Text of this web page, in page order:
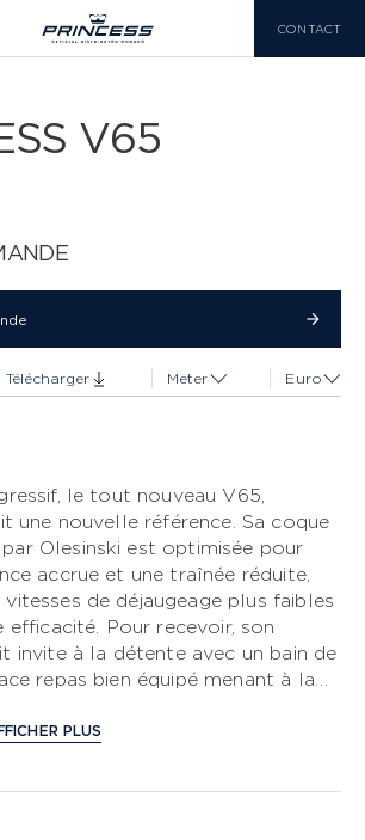
CONTACT
V65
Télécharger Meter Euro
le tout nouveau V65,
une nouvelle référence. Sa coque
Olesinski est optimisée pour
accrue et une traînée réduite,
de déjaugeage plus faibles
efficacité. Pour recevoir, son
invite à la détente avec un bain de
repas bien équipé menant à la
et des moteurs vous
PLUS